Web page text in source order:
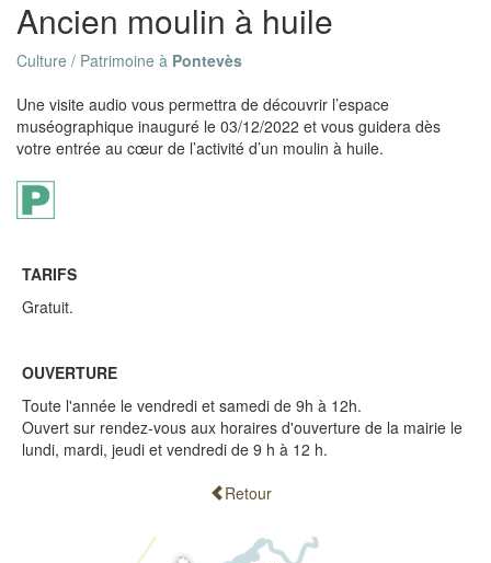
Ancien moulin à huile
Culture / Patrimoine à Pontevès
Une visite audio vous permettra de découvrir l’espace
muséographique inauguré le 03/12/2022 et vous guidera dès
votre entrée au cœur de l’activité d’un moulin à huile.
TARIFS
Gratuit.
OUVERTURE
Toute l'année le vendredi et samedi de 9h à 12h.
Ouvert sur rendez-vous aux horaires d'ouverture de la mairie le
lundi, mardi, jeudi et vendredi de 9 h à 12 h.
Retour